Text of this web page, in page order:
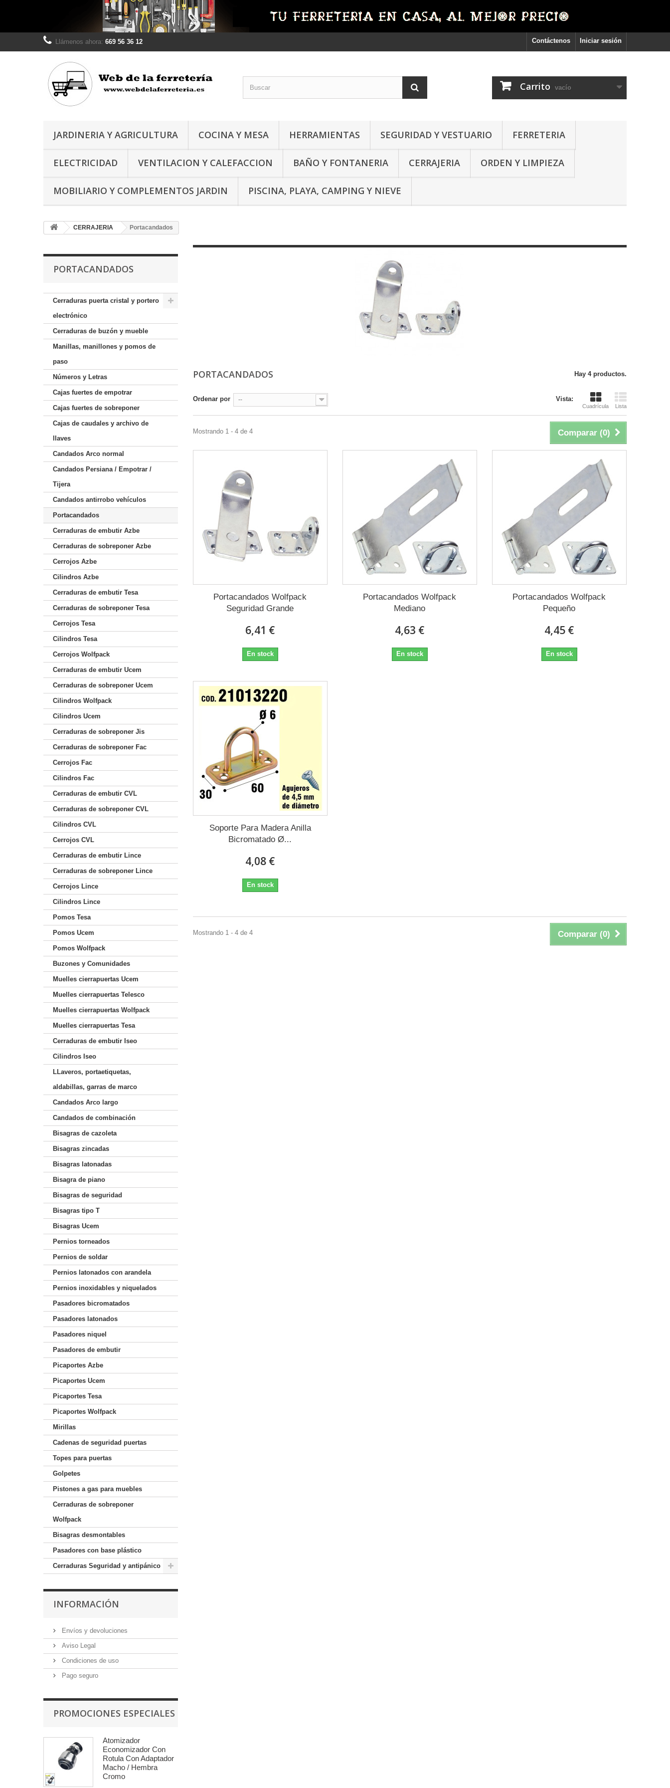
Iniciar sesión
Contáctenos
Llámenos ahora: 669 56 36 12
Carrito vacío
JARDINERIA Y AGRICULTURA COCINA Y MESA HERRAMIENTAS SEGURIDAD Y VESTUARIO FERRETERIA
ELECTRICIDAD VENTILACION Y CALEFACCION BAÑO Y FONTANERIA CERRAJERIA ORDEN Y LIMPIEZA
MOBILIARIO Y COMPLEMENTOS JARDIN PISCINA, PLAYA, CAMPING Y NIEVE
CERRAJERIA Portacandados
PORTACANDADOS
Cerraduras puerta cristal y portero
electrónico
Cerraduras de buzón y mueble
Manillas, manillones y pomos de
paso
Números y Letras
Cajas fuertes de empotrar
Cajas fuertes de sobreponer
Cajas de caudales y archivo de
llaves
Candados Arco normal
Candados Persiana / Empotrar /
Tijera
Candados antirrobo vehículos
Portacandados
Cerraduras de embutir Azbe
Cerraduras de sobreponer Azbe
Cerrojos Azbe
Cilindros Azbe
Cerraduras de embutir Tesa
Cerraduras de sobreponer Tesa
Cerrojos Tesa
Cilindros Tesa
Cerrojos Wolfpack
Cerraduras de embutir Ucem
Cerraduras de sobreponer Ucem
Cilindros Wolfpack
Cilindros Ucem
Cerraduras de sobreponer Jis
Cerraduras de sobreponer Fac
Cerrojos Fac
Cilindros Fac
Cerraduras de embutir CVL
Cerraduras de sobreponer CVL
Cilindros CVL
Cerrojos CVL
Cerraduras de embutir Lince
Cerraduras de sobreponer Lince
Cerrojos Lince
Cilindros Lince
Pomos Tesa
Pomos Ucem
Pomos Wolfpack
Buzones y Comunidades
Muelles cierrapuertas Ucem
Muelles cierrapuertas Telesco
Muelles cierrapuertas Wolfpack
Muelles cierrapuertas Tesa
Cerraduras de embutir Iseo
Cilindros Iseo
LLaveros, portaetiquetas,
aldabillas, garras de marco
Candados Arco largo
Candados de combinación
Bisagras de cazoleta
Bisagras zincadas
Bisagras latonadas
Bisagra de piano
Bisagras de seguridad
Bisagras tipo T
Bisagras Ucem
Pernios torneados
Pernios de soldar
Pernios latonados con arandela
Pernios inoxidables y niquelados
Pasadores bicromatados
Pasadores latonados
Pasadores niquel
Pasadores de embutir
Picaportes Azbe
Picaportes Ucem
Picaportes Tesa
Picaportes Wolfpack
Mirillas
Cadenas de seguridad puertas
Topes para puertas
Golpetes
Pistones a gas para muebles
Cerraduras de sobreponer
Wolfpack
Bisagras desmontables
Pasadores con base plástico
Cerraduras Seguridad y antipánico
INFORMACIÓN
Envíos y devoluciones
Aviso Legal
Condiciones de uso
Pago seguro
PROMOCIONES ESPECIALES
Atomizador
Economizador Con
Rotula Con Adaptador
Macho / Hembra
Cromo
PORTACANDADOS Hay 4 productos.
Vista:
Cuadrícula Lista
Ordenar por --
Comparar (0)
Mostrando 1 - 4 de 4
Portacandados Wolfpack
Seguridad Grande
6,41 €
En stock
Portacandados Wolfpack
Mediano
4,63 €
En stock
Portacandados Wolfpack
Pequeño
4,45 €
En stock
Soporte Para Madera Anilla
Bicromatado Ø...
4,08 €
En stock
Comparar (0)
Mostrando 1 - 4 de 4